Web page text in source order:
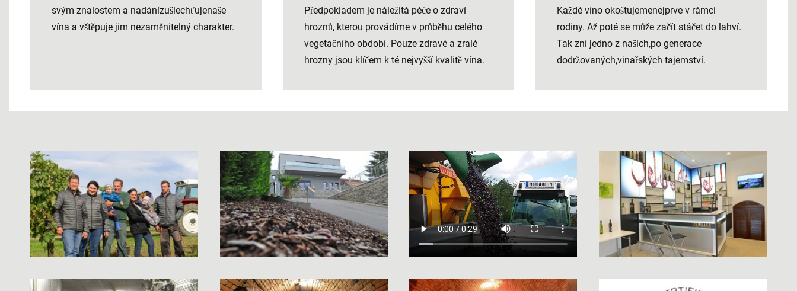
svým znalostem a nadánízušlechťujenaše
vína a vštěpuje jim nezaměnitelný charakter.
Předpokladem je náležitá péče o zdraví
hroznů, kterou provádíme v průběhu celého
vegetačního období. Pouze zdravé a zralé
hrozny jsou klíčem k té nejvyšší kvalitě vína.
Každé víno okoštujemenejprve v rámci
rodiny. Až poté se může začít stáčet do lahví.
Tak zní jedno z našich,po generace
dodržovaných,vinařských tajemství.